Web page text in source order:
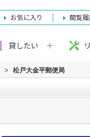
お気に入り 閲覧
貸したい
> 松戸大金平郵便局